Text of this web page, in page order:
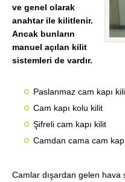
ve genel olarak
anahtar ile kilitlenir.
Ancak bunların
manuel açılan kilit
sistemleri de vardır.
Paslanmaz cam kapı
Cam kapı kolu kilit
Şifreli cam kapı kilit
Camdan cama cam
Camlar dışardan gelen hava